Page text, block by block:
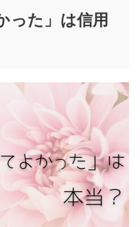
った」は信用